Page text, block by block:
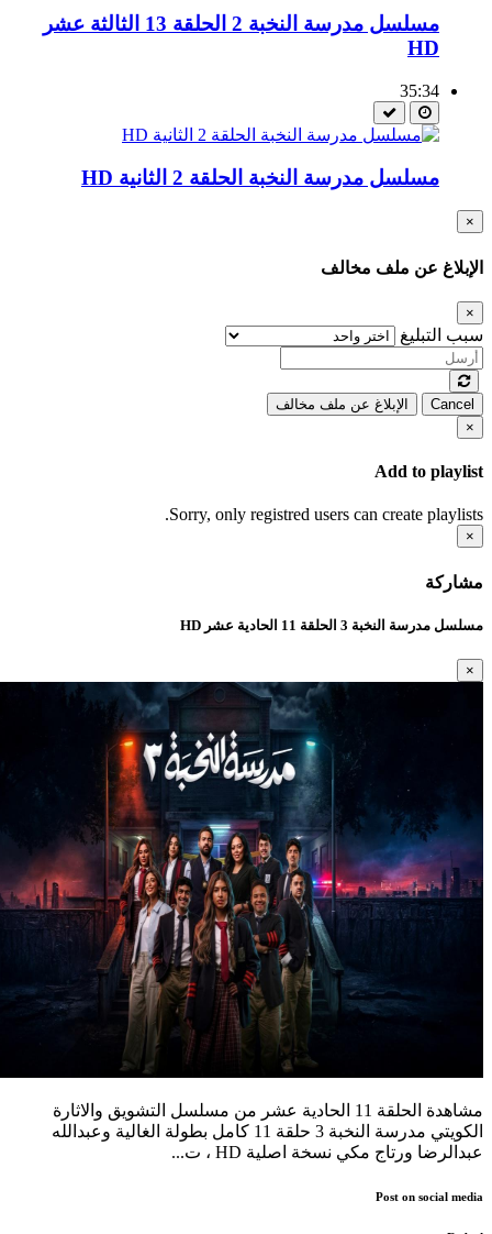
مسلسل مدرسة النخبة 2 الحلقة 13 الثالثة عشر
HD
35:34
مسلسل مدرسة النخبة الحلقة 2 الثانية HD
×
الإبلاغ عن ملف مخالف
×
سبب التبليغ
Cancel
الإبلاغ عن ملف مخالف
×
Add to playlist
Sorry, only registred users can create playlists.
×
مشاركة
مسلسل مدرسة النخبة 3 الحلقة 11 الحادية عشر HD
×
مشاهدة الحلقة 11 الحادية عشر من مسلسل التشويق والاثارة
الكويتي مدرسة النخبة 3 حلقة 11 كامل بطولة الغالية وعبدالله
عبدالرضا ورتاج مكي نسخة اصلية HD ، ت...
Post on social media